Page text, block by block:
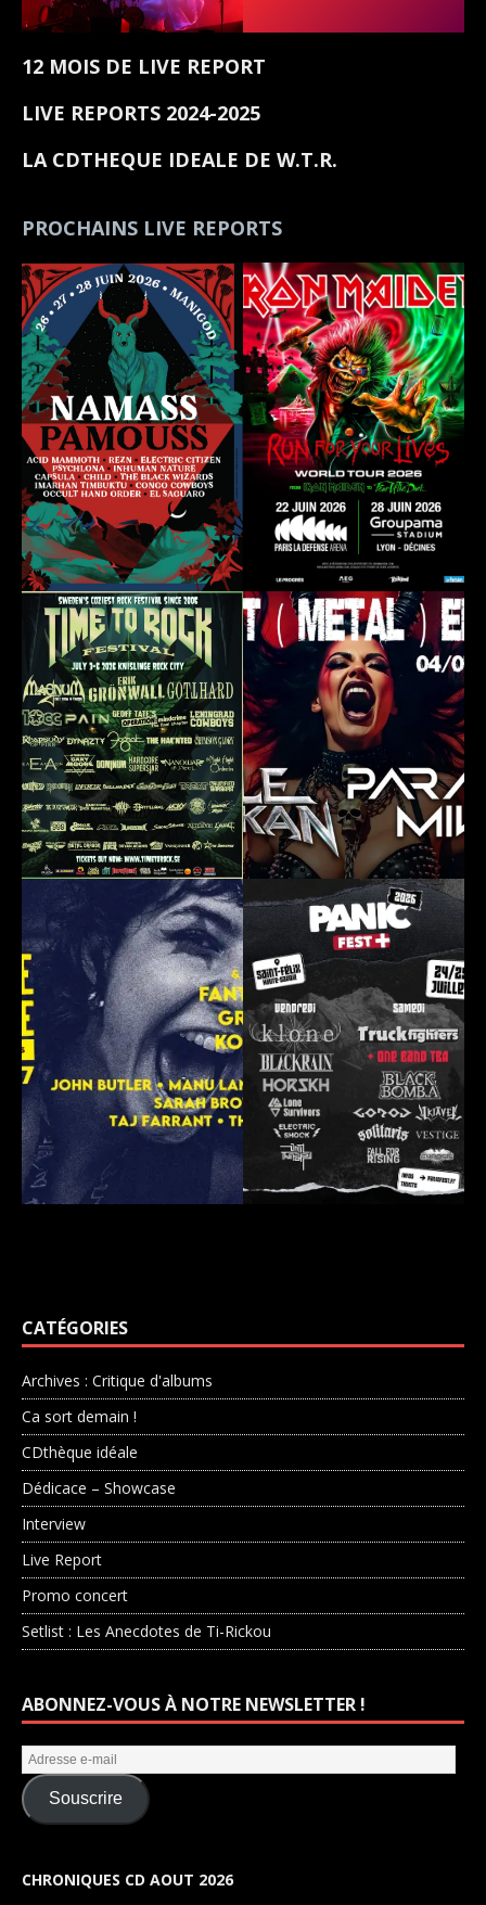
12 MOIS DE LIVE REPORT
LIVE REPORTS 2024-2025
LA CDTHEQUE IDEALE DE W.T.R.
PROCHAINS LIVE REPORTS
CATÉGORIES
Archives : Critique d'albums
Ca sort demain !
CDthèque idéale
Dédicace – Showcase
Interview
Live Report
Promo concert
Setlist : Les Anecdotes de Ti-Rickou
ABONNEZ-VOUS À NOTRE NEWSLETTER !
Souscrire
CHRONIQUES CD AOUT 2026